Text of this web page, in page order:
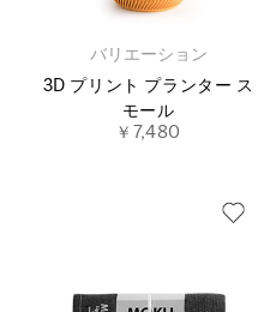
バリエーション
3D プリント プランター ス
モール
￥7,480